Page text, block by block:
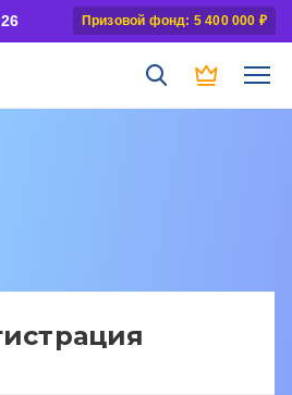
Призовой фонд: 5 400 000 ₽